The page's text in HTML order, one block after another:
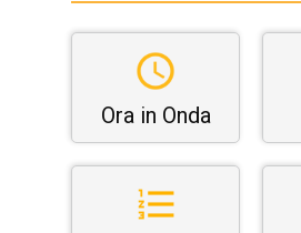
Ora in Onda